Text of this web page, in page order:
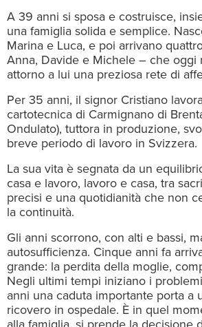
A 39 anni si sposa e costruisce,
una famiglia solida e semplice.
Marina e Luca, e poi arrivano
Anna, Davide e Michele – che oggi
attorno a lui una preziosa rete di
Per 35 anni, il signor Cristiano
cartotecnica di Carmignano di
Ondulato), tuttora in produzione,
breve periodo di lavoro in Svizzera.
La sua vita è segnata da un
casa e lavoro, lavoro e casa, tra
precisi e una quotidianità che non
la continuità.
Gli anni scorrono, con alti e bassi,
autosufficienza. Cinque anni fa
grande: la perdita della moglie,
Negli ultimi tempi iniziano i
anni una caduta importante porta a
ricovero in ospedale. È in quel